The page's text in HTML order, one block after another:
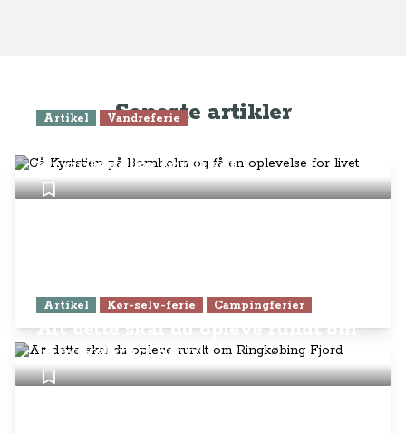
Seneste artikler
Artikel Vandreferie
en oplevelse for livet
Artikel Kør-selv-ferie Campingferier
Alt dette skal du opleve rundt om
Ringkøbing Fjord